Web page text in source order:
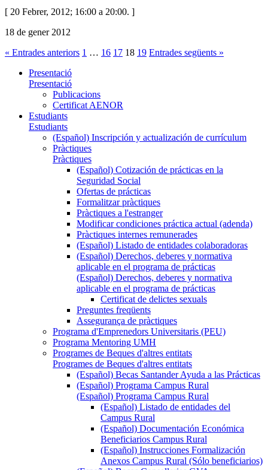
[ 20 Febrer, 2012; 16:00 a 20:00. ]
18 de gener 2012
« Entrades anteriors 1 … 16 17 18 19 Entrades següents »
Presentació
Presentació
Publicacions
Certificat AENOR
Estudiants
Estudiants
(Español) Inscripción y actualización de currículum
Pràctiques
Pràctiques
(Español) Cotización de prácticas en la
Seguridad Social
Ofertas de prácticas
Formalitzar pràctiques
Pràctiques a l'estranger
Modificar condiciones práctica actual (adenda)
Pràctiques internes remunerades
(Español) Listado de entidades colaboradoras
(Español) Derechos, deberes y normativa
aplicable en el programa de prácticas
(Español) Derechos, deberes y normativa
aplicable en el programa de prácticas
Certificat de delictes sexuals
Preguntes freqüents
Assegurança de pràctiques
Programa d'Emprenedors Universitaris (PEU)
Programa Mentoring UMH
Programes de Beques d'altres entitats
Programes de Beques d'altres entitats
(Español) Becas Santander Ayuda a las Prácticas
(Español) Programa Campus Rural
(Español) Programa Campus Rural
(Español) Listado de entidades del
Campus Rural
(Español) Documentación Económica
Beneficiarios Campus Rural
(Español) Instrucciones Formalización
Anexos Campus Rural (Sólo beneficiarios)